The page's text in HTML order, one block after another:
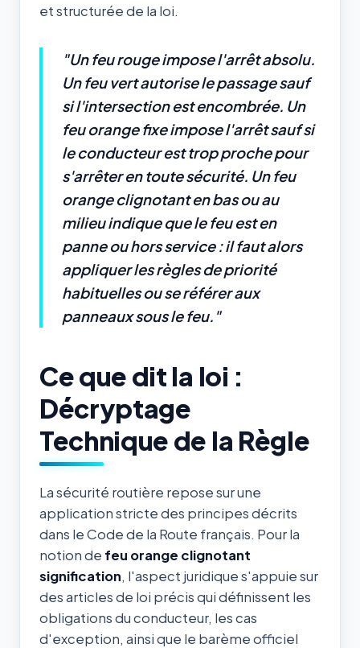
et structurée de la loi.
"Un feu rouge impose l'arrêt absolu.
Un feu vert autorise le passage sauf
si l'intersection est encombrée. Un
feu orange fixe impose l'arrêt sauf si
le conducteur est trop proche pour
s'arrêter en toute sécurité. Un feu
orange clignotant en bas ou au
milieu indique que le feu est en
panne ou hors service : il faut alors
appliquer les règles de priorité
habituelles ou se référer aux
panneaux sous le feu."
Ce que dit la loi :
Décryptage
Technique de la Règle
La sécurité routière repose sur une
application stricte des principes décrits
dans le Code de la Route français. Pour la
notion de feu orange clignotant
signification, l'aspect juridique s'appuie sur
des articles de loi précis qui définissent les
obligations du conducteur, les cas
d'exception, ainsi que le barème officiel